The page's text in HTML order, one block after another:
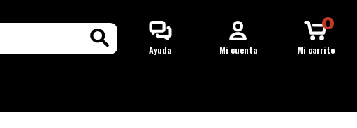
Ayuda Mi cuenta Mi carrito
0